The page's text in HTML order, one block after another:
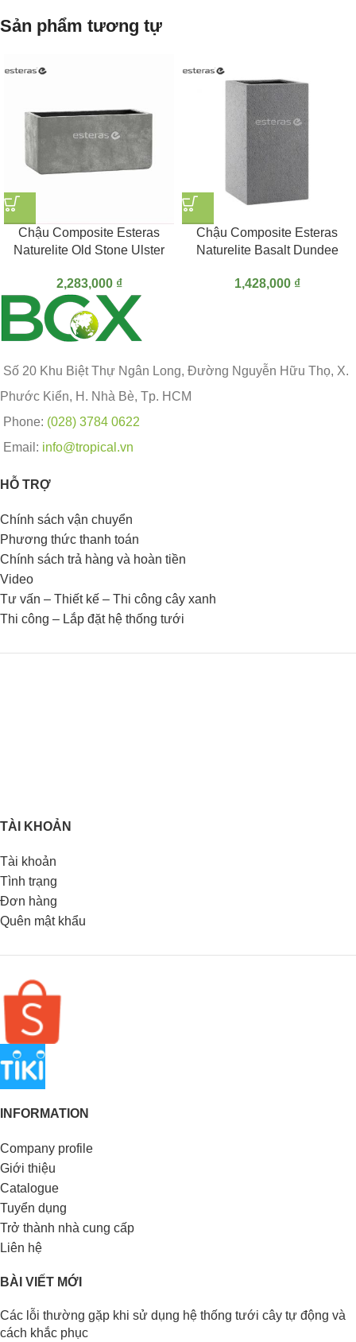
Sản phẩm tương tự
Chậu Composite Esteras
Naturelite Old Stone Ulster
2,283,000 ₫
Chậu Composite Esteras
Naturelite Basalt Dundee
1,428,000 ₫
Số 20 Khu Biệt Thự Ngân Long, Đường Nguyễn Hữu Thọ, X.
Phước Kiển, H. Nhà Bè, Tp. HCM
Phone: (028) 3784 0622
Email: info@tropical.vn
HỖ TRỢ
Chính sách vận chuyển
Phương thức thanh toán
Chính sách trả hàng và hoàn tiền
Video
Tư vấn – Thiết kế – Thi công cây xanh
Thi công – Lắp đặt hệ thống tưới
TÀI KHOẢN
Tài khoản
Tình trạng
Đơn hàng
Quên mật khẩu
INFORMATION
Company profile
Giới thiệu
Catalogue
Tuyển dụng
Trở thành nhà cung cấp
Liên hệ
BÀI VIẾT MỚI
Các lỗi thường gặp khi sử dụng hệ thống tưới cây tự động và
cách khắc phục